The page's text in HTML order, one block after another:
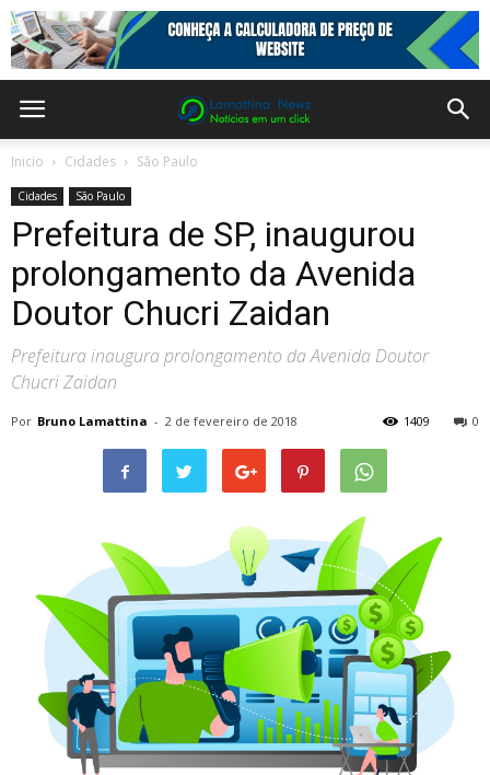
Inicio Cidades São Paulo
Cidades São Paulo
Prefeitura de SP, inaugurou
prolongamento da Avenida
Doutor Chucri Zaidan
Prefeitura inaugura prolongamento da Avenida Doutor
Chucri Zaidan
Por Bruno Lamattina - 2 de fevereiro de 2018 0
1409